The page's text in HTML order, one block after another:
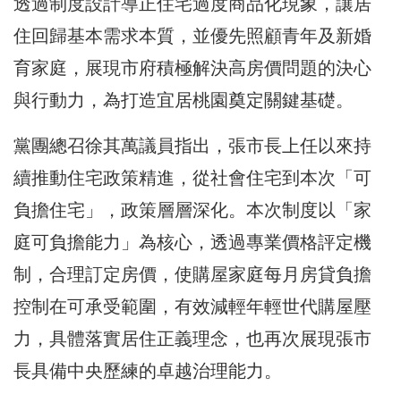
住回歸基本需求本質，並優先照顧青年及新婚
育家庭，展現市府積極解決高房價問題的決心
與行動力，為打造宜居桃園奠定關鍵基礎。
黨團總召徐其萬議員指出，張市長上任以來持
續推動住宅政策精進，從社會住宅到本次「可
負擔住宅」，政策層層深化。本次制度以「家
庭可負擔能力」為核心，透過專業價格評定機
制，合理訂定房價，使購屋家庭每月房貸負擔
控制在可承受範圍，有效減輕年輕世代購屋壓
力，具體落實居住正義理念，也再次展現張市
長具備中央歷練的卓越治理能力。